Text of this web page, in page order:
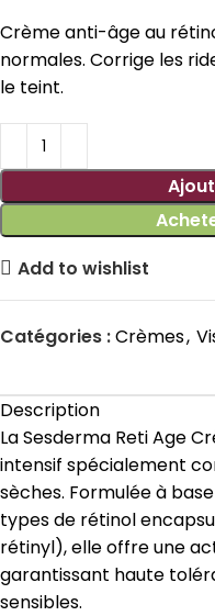
Crème anti-âge au
normales. Corrige les
le teint.
Add to wishlist
Catégories :Crèmes,
Description
La Sesderma Reti Age
intensif spécialement
sèches. Formulée à
types de rétinol
rétinyl), elle offre une
garantissant haute
sensibles.